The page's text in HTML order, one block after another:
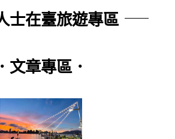
士在臺旅遊專區
．文章專區．